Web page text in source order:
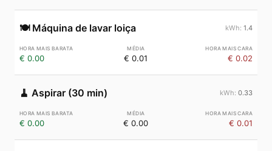
🍽️ Máquina de lavar loiça 1.4
€ 0.00 € 0.01 € 0.02
🧹 Aspirar (30 min) 0.33
€ 0.00 € 0.00 € 0.01